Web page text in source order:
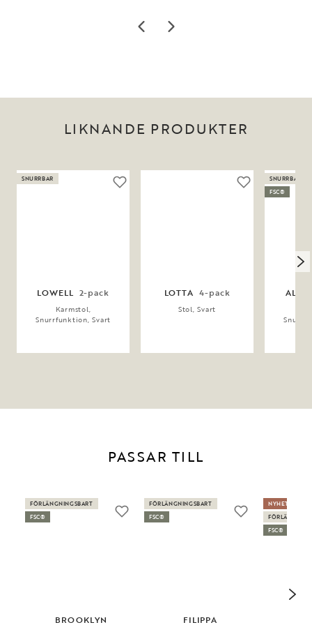
LIKNANDE PRODUKTER
LOWELL 2-pack
Karmstol,
Snurrfunktion, Svart
SNURRBAR
LOTTA 4-pack
Stol, Svart
SNURRBAR
FSC®
PASSAR TILL
BROOKLYN
FÖRLÄNGNINGSBART
FSC®
FILIPPA
FÖRLÄNGNINGSBART
FSC®
NYHET
FSC®